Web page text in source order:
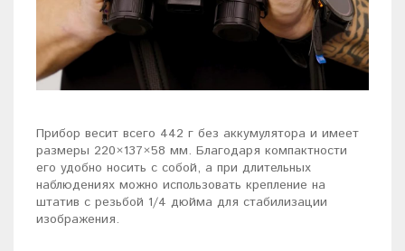
Прибор весит всего 442 г без аккумулятора и имеет
размеры 220×137×58 мм. Благодаря компактности
его удобно носить с собой, а при длительных
наблюдениях можно использовать крепление на
штатив с резьбой 1/4 дюйма для стабилизации
изображения.